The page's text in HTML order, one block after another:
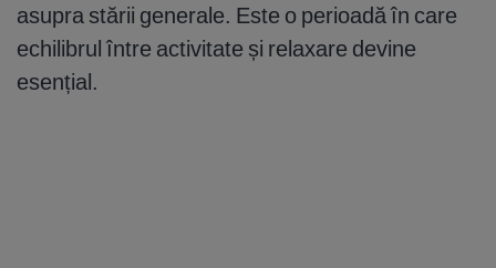
asupra stării generale. Este o perioadă în care
echilibrul între activitate și relaxare devine
esențial.